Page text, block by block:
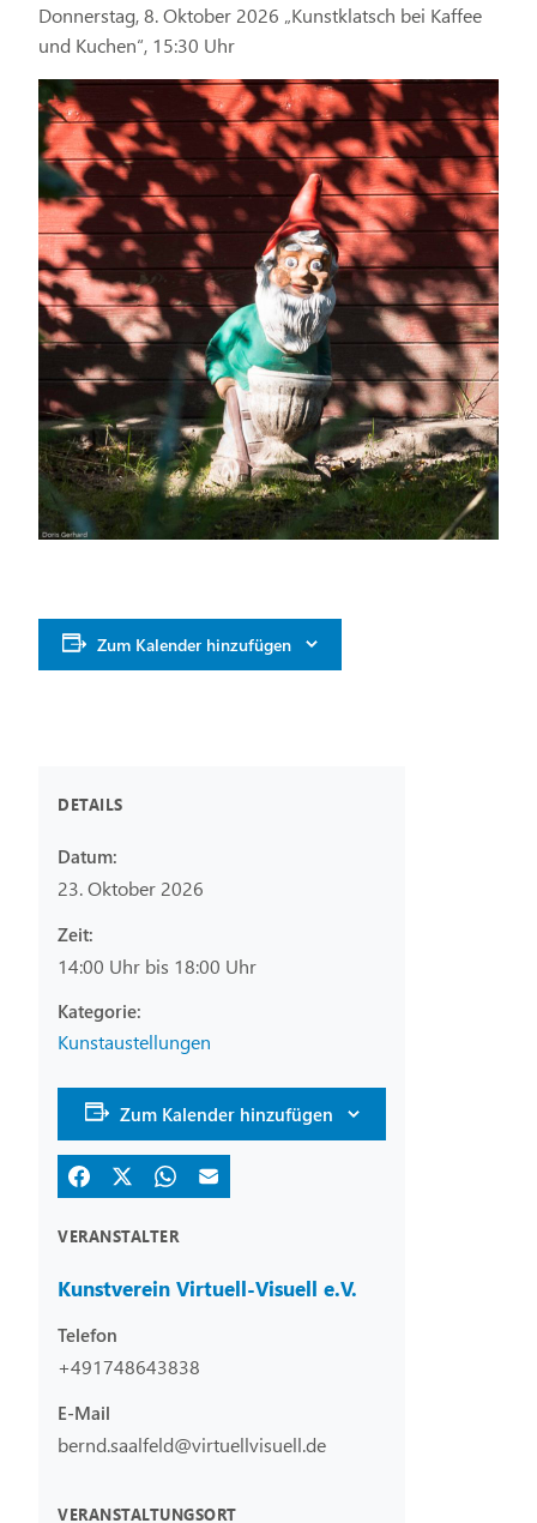
Donnerstag, 8. Oktober 2026 „Kunstklatsch bei Kaffee
und Kuchen“, 15:30 Uhr
Zum Kalender hinzufügen
DETAILS
Datum:
23. Oktober 2026
Zeit:
14:00 Uhr bis 18:00 Uhr
Kunstaustellungen
Zum Kalender hinzufügen
VERANSTALTER
Kunstverein Virtuell-Visuell e.V.
Telefon
+491748643838
E-Mail
bernd.saalfeld@virtuellvisuell.de
VERANSTALTUNGSORT